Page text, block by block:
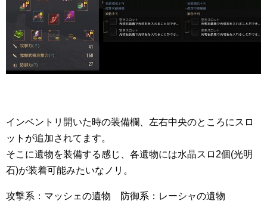
インベントリ開いた時の装備欄、左右中央のところにスロ
ットが追加されてます。
そこに遺物を装備する感じ、各遺物には水晶スロ2個(光明
石)が装着可能みたいなノリ。
攻撃系：マッシェの遺物 防御系：レーシャの遺物